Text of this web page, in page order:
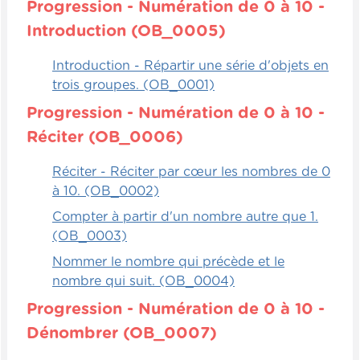
exemple, d'objets. Par exemple, si on a
plusieurs sacs d'objets avec différents
nombres de cubes à l'intérieur, un qui en a
25, un autre qui en a 35 et un autre qui en
a 50, c'est quand même assez difficile
d'estimer et d'évaluer, mais il faut que les
enfants soient capables de faire le lien
Ça leur donne aussi la notion de plus petit
que, plus grand que, égal à, à ce moment-
là, quand ils ont approfondi. Alors, c'est
quantité, d'estimation et de pouvoir les
ordonner par la suite.
Progression - Numération de 0 à 10 -
Introduction (OB_0005)
Introduction - Répartir une série d'objets en
trois groupes. (OB_0001)
Progression - Numération de 0 à 10 -
Réciter (OB_0006)
Réciter - Réciter par cœur les nombres de 0
à 10. (OB_0002)
Compter à partir d'un nombre autre que 1.
(OB_0003)
Nommer le nombre qui précède et le
nombre qui suit. (OB_0004)
Progression - Numération de 0 à 10 -
Dénombrer (OB_0007)